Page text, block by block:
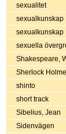
sexualitet
sexualkunskap
sexualkunskap
sexuella
Shakespeare,
Sherlock
shinto
short track
Sibelius, Jean
Sidenvägen